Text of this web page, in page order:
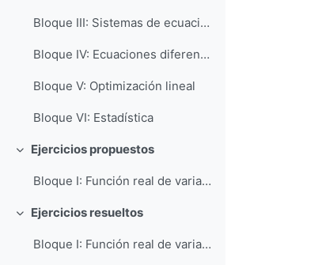
Bloque III: Sistemas de ecuaciones lineales
Bloque IV: Ecuaciones diferenciales de primer orden
Bloque V: Optimización lineal
Bloque VI: Estadística
Colapsar
Ejercicios propuestos
Bloque I: Función real de variable real EP-F-...
Colapsar
Ejercicios resueltos
Bloque I: Función real de variable real ER-F-00...